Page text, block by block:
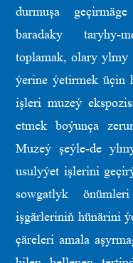
durmuşa
baradaky taryhy-
toplamak, olary ylmy
ýerine ýetirmek üçin
işleri muzeý
etmek boýunça
Muzeý şeýle-de
usulyýet işlerini
sowgatlyk
işgärleriniň hünärini
çäreleri amala